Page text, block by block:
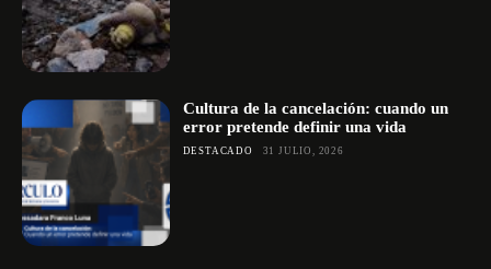
Cultura de la cancelación: cuando un
error pretende definir una vida
DESTACADO 31 JULIO, 2026